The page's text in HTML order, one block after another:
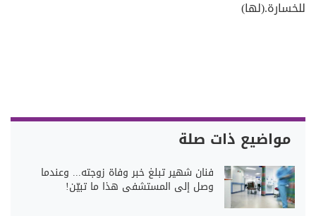
للخسارة.(لها)
مواضيع ذات صلة
فنان شهير تبلغ خبر وفاة زوجته... وعندما
وصل إلى المستشفى هذا ما تبيّن!